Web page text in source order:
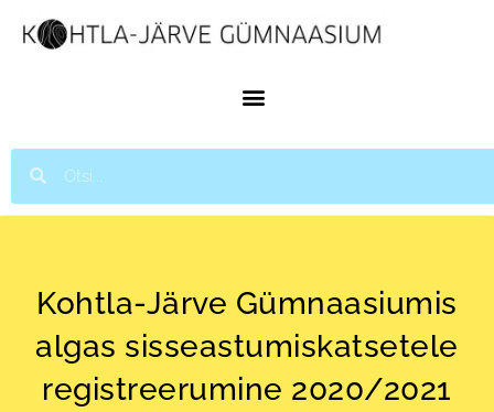
Kohtla-Järve Gümnaasiumis
algas sisseastumiskatsetele
registreerumine 2020/2021